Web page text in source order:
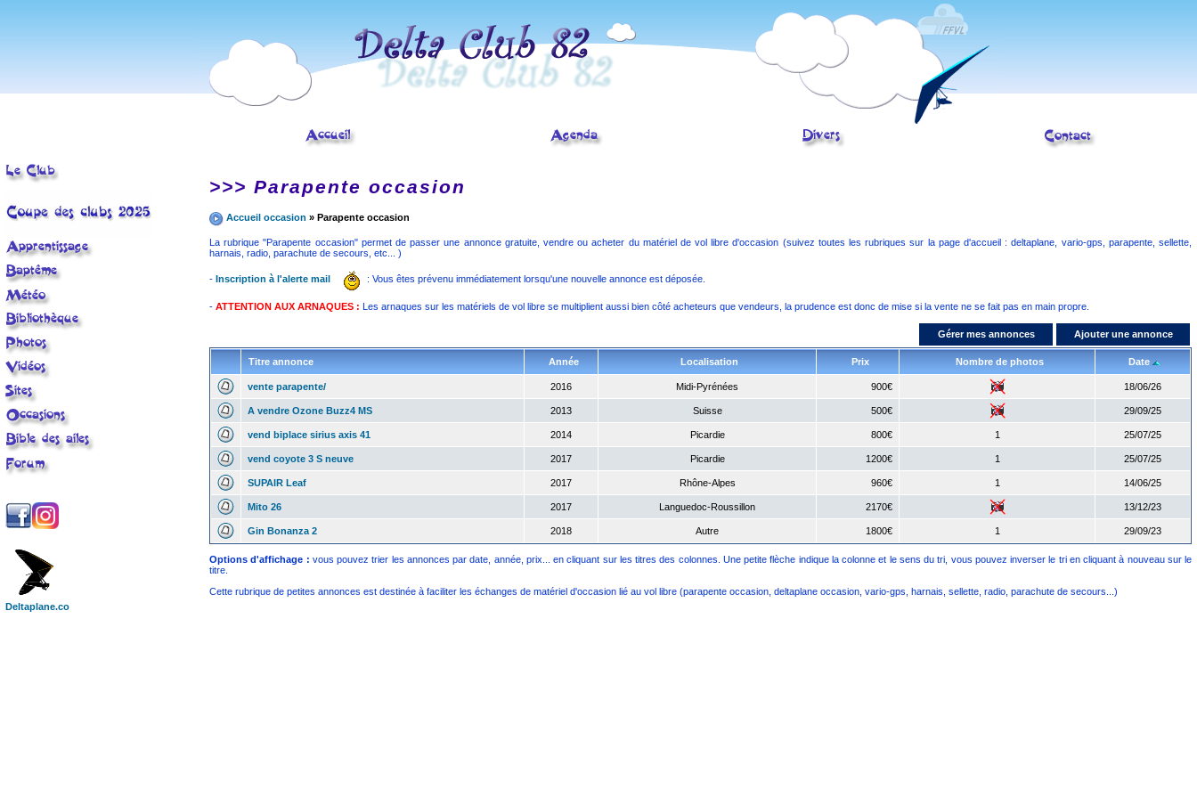
Deltaplane.co
>>> Parapente occasion
Accueil occasion » Parapente occasion
La rubrique "Parapente occasion" permet de passer une annonce gratuite, vendre ou acheter du matériel de vol libre d'occasion (suivez toutes les rubriques sur la page d'accueil : deltaplane, vario-gps, parapente, sellette,
harnais, radio, parachute de secours, etc... )
- Inscription à l'alerte mail : Vous êtes prévenu immédiatement lorsqu'une nouvelle annonce est déposée.
- ATTENTION AUX ARNAQUES : Les arnaques sur les matériels de vol libre se multiplient aussi bien côté acheteurs que vendeurs, la prudence est donc de mise si la vente ne se fait pas en main propre.
Ajouter une annonce
Gérer mes annonces
Titre annonce Année Localisation Prix Nombre de photos Date
vente parapente/ 2016 Midi-Pyrénées 900€ 18/06/26
A vendre Ozone Buzz4 MS 2013 Suisse 500€ 29/09/25
vend biplace sirius axis 41 2014 Picardie 800€ 1 25/07/25
vend coyote 3 S neuve 2017 Picardie 1200€ 1 25/07/25
SUPAIR Leaf 2017 Rhône-Alpes 960€ 1 14/06/25
Mito 26 2017 Languedoc-Roussillon 2170€ 13/12/23
Gin Bonanza 2 2018 Autre 1800€ 1 29/09/23
Options d'affichage : vous pouvez trier les annonces par date, année, prix... en cliquant sur les titres des colonnes. Une petite flèche indique la colonne et le sens du tri, vous pouvez inverser le tri en cliquant à nouveau sur le
titre.
Cette rubrique de petites annonces est destinée à faciliter les échanges de matériel d'occasion lié au vol libre (parapente occasion, deltaplane occasion, vario-gps, harnais, sellette, radio, parachute de secours...)